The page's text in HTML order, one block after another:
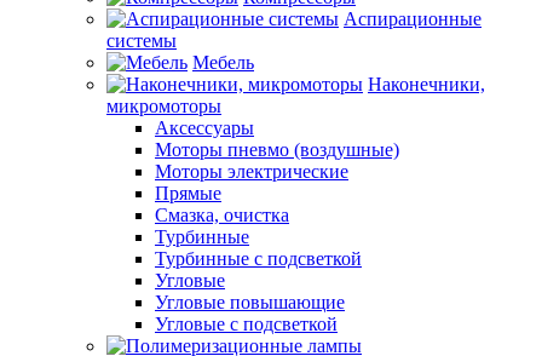
Аспирационные
системы
Мебель
Наконечники,
микромоторы
Аксессуары
Моторы пневмо (воздушные)
Моторы электрические
Прямые
Смазка, очистка
Турбинные
Турбинные с подсветкой
Угловые
Угловые повышающие
Угловые с подсветкой